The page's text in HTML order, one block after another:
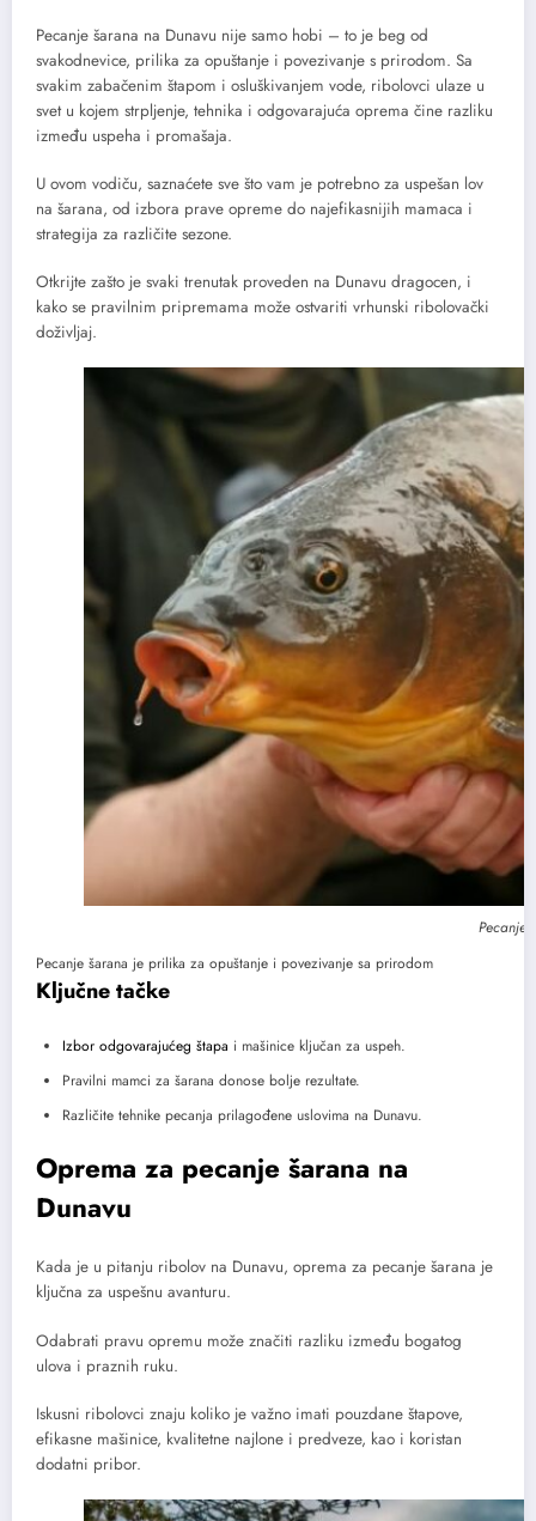
Pecanje šarana na Dunavu nije samo hobi – to je beg od
svakodnevice, prilika za opuštanje i povezivanje s prirodom. Sa
svakim zabačenim štapom i osluškivanjem vode, ribolovci ulaze u
svet u kojem strpljenje, tehnika i odgovarajuća oprema čine razliku
između uspeha i promašaja.
U ovom vodiču, saznaćete sve što vam je potrebno za uspešan lov
na šarana, od izbora prave opreme do najefikasnijih mamaca i
strategija za različite sezone.
Otkrijte zašto je svaki trenutak proveden na Dunavu dragocen, i
kako se pravilnim pripremama može ostvariti vrhunski ribolovački
doživljaj.
Pecanje
Pecanje šarana je prilika za opuštanje i povezivanje sa prirodom
Ključne tačke
Izbor odgovarajućeg štapa i mašinice ključan za uspeh.
Pravilni mamci za šarana donose bolje rezultate.
Različite tehnike pecanja prilagođene uslovima na Dunavu.
Oprema za pecanje šarana na
Dunavu
Kada je u pitanju ribolov na Dunavu, oprema za pecanje šarana je
ključna za uspešnu avanturu.
Odabrati pravu opremu može značiti razliku između bogatog
ulova i praznih ruku.
Iskusni ribolovci znaju koliko je važno imati pouzdane štapove,
efikasne mašinice, kvalitetne najlone i predveze, kao i koristan
dodatni pribor.